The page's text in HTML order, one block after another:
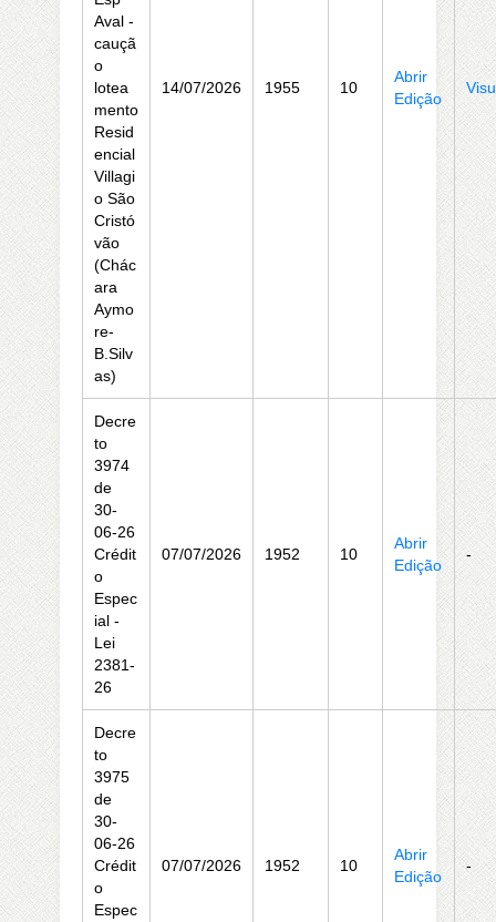
Aval -
cauçã
o
lotea
mento
Resid
encial
Villagi
o São
Cristó
vão
(Chác
ara
Aymo
re-
B.Silv
as)
14/07/2026 1955 10
Abrir
Edição
Decre
to
3974
de
30-
06-26
Crédit
o
Espec
ial -
Lei
2381-
26
07/07/2026 1952 10
Abrir
Edição
-
Decre
to
3975
de
30-
06-26
Crédit
o
Espec
07/07/2026 1952 10
Abrir
Edição
-